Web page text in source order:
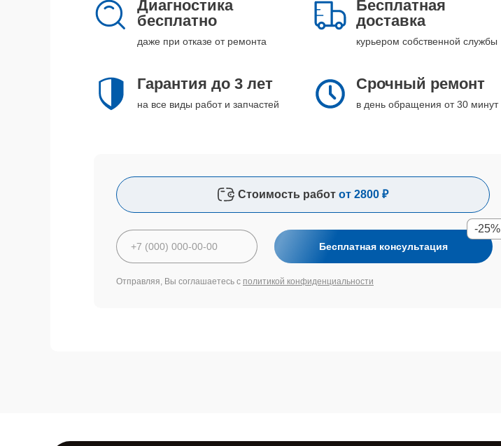
Диагностика
бесплатно
даже при отказе от ремонта
Бесплатная
доставка
курьером собственной службы
Гарантия до 3 лет
на все виды работ и запчастей
Срочный ремонт
в день обращения от 30 минут
Стоимость работ от 2800 ₽
Бесплатная консультация
-25%
Отправляя, Вы соглашаетесь с политикой конфиденциальности